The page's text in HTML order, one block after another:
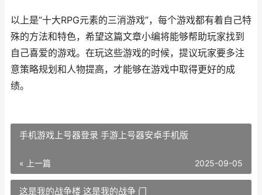
以上是“十大RPG元素的三消游戏”，每个游戏都有着自己特
殊的方法和特色，希望这篇文章小编将能够帮助玩家找到
自己喜爱的游戏。在玩这些游戏的时候，提议玩家要多注
意策略规划和人物提高，才能够在游戏中取得更好的成
绩。
手机游戏上号器登录 手游上号器安卓手机版
« 上一篇 2025-09-05
这是我的战争楼 这是我的战争 门